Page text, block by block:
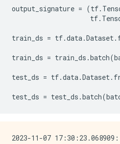
output_signature = (tf.
tf.
train_ds = tf.data.Dataset.
train_ds = train_ds .batch(
test_ds = tf.data.Dataset.
test_ds = test_ds .batch(
2023-11-07